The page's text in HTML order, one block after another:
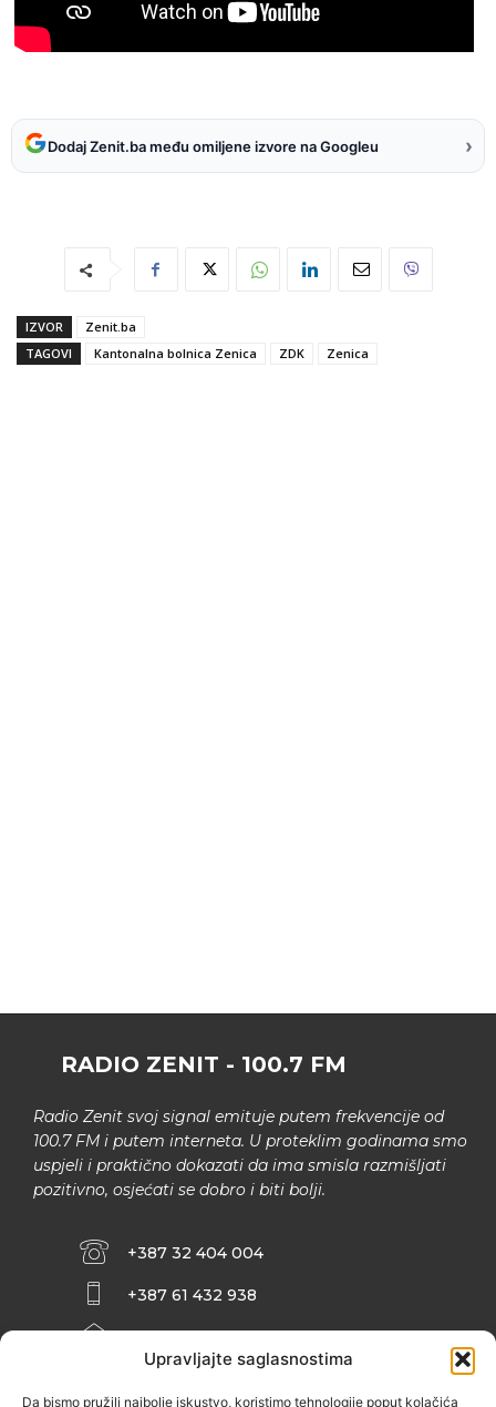
Upravljajte saglasnostima
Da bismo pružili najbolje iskustvo, koristimo tehnologije poput kolačića
Dodaj Zenit.ba među omiljene izvore na Googleu ›
IZVOR
Zenit.ba
TAGOVI
Kantonalna bolnica Zenica ZDK Zenica
RADIO ZENIT - 100.7 FM
Radio Zenit svoj signal emituje putem frekvencije od
100.7 FM i putem interneta. U proteklim godinama smo
uspjeli i praktično dokazati da ima smisla razmišljati
pozitivno, osjećati se dobro i biti bolji.
+387 32 404 004
+387 61 432 938
INFO@ZENIT.BA
ZENIČANKA, 3. SPRAT), 72000 ZENICA